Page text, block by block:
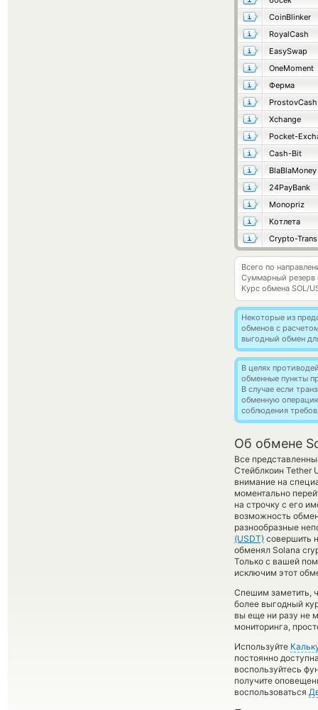
CoinBlinker
RoyalCash
EasySwap
OneMoment
Ферма
ProstovCash
Xchange
Pocket-
Cash-Bit
BlaBlaMoney
24PayBank
Monopriz
Котлета
Crypto-Trans
Всего по
Суммарный резерв
Курс обмена SOL/
Некоторые из
обменов с
выгодный обмен
В целях
обменные пункты
В случае если
обменную
соблюдения
Об обмене
Все
Стейблкоин Tether
внимание на
моментально
на строчку с его
возможность
разнообразные
(USDT) совершить
обменял Solana
Только с вашей
исключим этот
Спешим заметить,
более выгодный
вы еще ни разу не
мониторинга,
Используйте
постоянно
воспользуйтесь
получите
воспользоваться